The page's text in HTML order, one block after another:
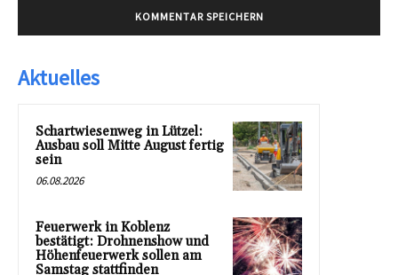
Aktuelles
Schartwiesenweg in Lützel:
Ausbau soll Mitte August fertig
sein
06.08.2026
Feuerwerk in Koblenz
bestätigt: Drohnenshow und
Höhenfeuerwerk sollen am
Samstag stattfinden